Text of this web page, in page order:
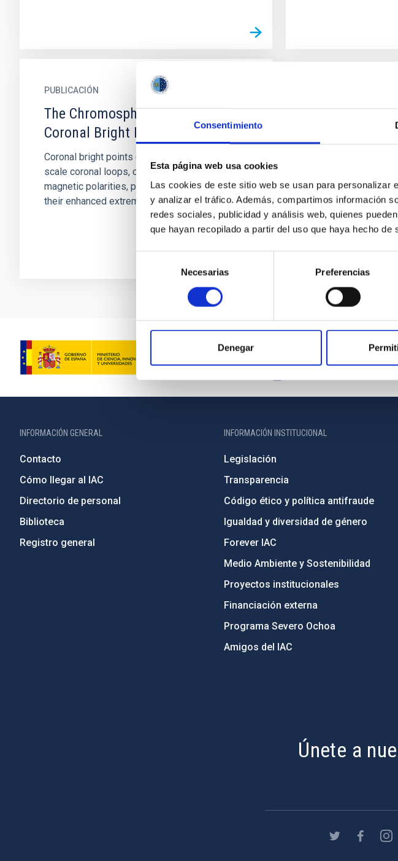
Consentimiento
Esta página web usa cookies
Las cookies de este sitio web se usan para
y analizar el tráfico. Además, compartimos información
redes sociales, publicidad y análisis web, quienes
que hayan recopilado a partir del uso que haya hecho de
consentimiento
Necesarias Preferencias
Denegar
PUBLICACIÓN
The Chromosphere Underneath a
Coronal Bright Point
Coronal bright points (CBPs) are sets of small-
scale coronal loops, connecting opposite
magnetic polarities, primarily characterized by
their enhanced extreme...
INFORMACIÓN GENERAL
Contacto
Cómo llegar al IAC
Directorio de personal
Biblioteca
Registro general
INFORMACIÓN INSTITUCIONAL
Legislación
Transparencia
Código ético y política antifraude
Igualdad y diversidad de género
Forever IAC
Medio Ambiente y Sostenibilidad
Proyectos institucionales
Financiación externa
Programa Severo Ochoa
Amigos del IAC
Únete a